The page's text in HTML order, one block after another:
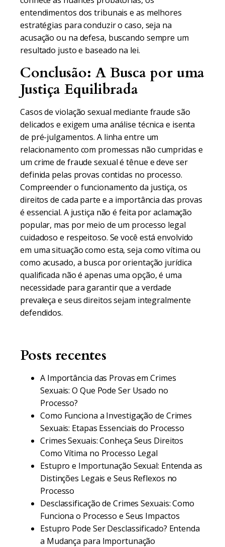
entendimentos dos tribunais e as melhores
estratégias para conduzir o caso, seja na
acusação ou na defesa, buscando sempre um
resultado justo e baseado na lei.
Conclusão: A Busca por uma
Justiça Equilibrada
Casos de violação sexual mediante fraude são
delicados e exigem uma análise técnica e isenta
de pré-julgamentos. A linha entre um
relacionamento com promessas não cumpridas e
um crime de fraude sexual é tênue e deve ser
definida pelas provas contidas no processo.
Compreender o funcionamento da justiça, os
direitos de cada parte e a importância das provas
é essencial. A justiça não é feita por aclamação
popular, mas por meio de um processo legal
cuidadoso e respeitoso. Se você está envolvido
em uma situação como esta, seja como vítima ou
como acusado, a busca por orientação jurídica
qualificada não é apenas uma opção, é uma
necessidade para garantir que a verdade
prevaleça e seus direitos sejam integralmente
defendidos.
Posts recentes
A Importância das Provas em Crimes
Sexuais: O Que Pode Ser Usado no
Processo?
Como Funciona a Investigação de Crimes
Sexuais: Etapas Essenciais do Processo
Crimes Sexuais: Conheça Seus Direitos
Como Vítima no Processo Legal
Estupro e Importunação Sexual: Entenda as
Distinções Legais e Seus Reflexos no
Processo
Desclassificação de Crimes Sexuais: Como
Funciona o Processo e Seus Impactos
Estupro Pode Ser Desclassificado? Entenda
a Mudança para Importunação